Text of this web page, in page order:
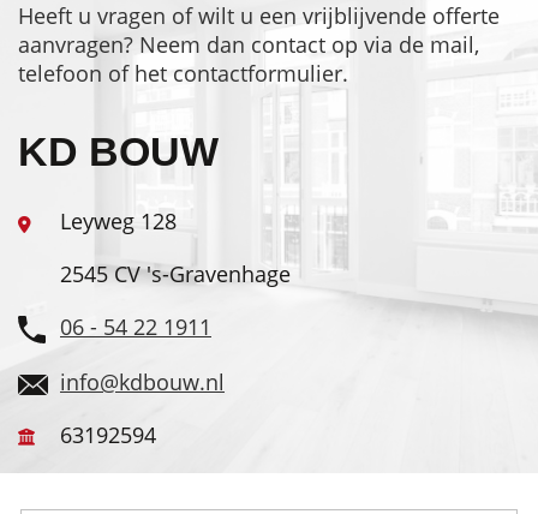
Heeft u vragen of wilt u een vrijblijvende offerte
aanvragen? Neem dan contact op via de mail,
telefoon of het contactformulier.
KD BOUW
Leyweg 128
2545 CV 's-Gravenhage
06 - 54 22 1911
info@kdbouw.nl
63192594